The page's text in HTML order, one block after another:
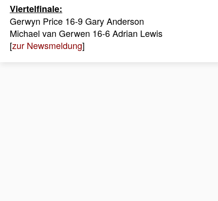
Viertelfinale:
Gerwyn Price 16-9 Gary Anderson
Michael van Gerwen 16-6 Adrian Lewis
[zur Newsmeldung]